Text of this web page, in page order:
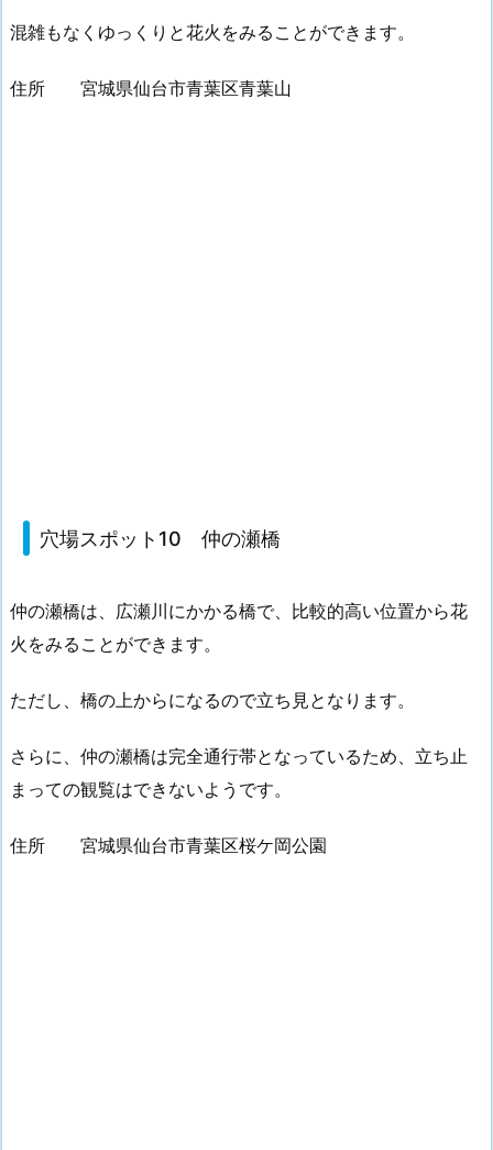
混雑もなくゆっくりと花火をみることができます。
住所 宮城県仙台市青葉区青葉山
穴場スポット10 仲の瀬橋
仲の瀬橋は、広瀬川にかかる橋で、比較的高い位置から花
火をみることができます。
ただし、橋の上からになるので立ち見となります。
さらに、仲の瀬橋は完全通行帯となっているため、立ち止
まっての観覧はできないようです。
住所 宮城県仙台市青葉区桜ケ岡公園